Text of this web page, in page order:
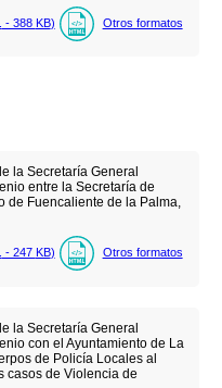
- 388 KB) Otros formatos
la Secretaría General
entre la Secretaría de
de Fuencaliente de la Palma,
- 247 KB) Otros formatos
la Secretaría General
con el Ayuntamiento de La
de Policía Locales al
casos de Violencia de